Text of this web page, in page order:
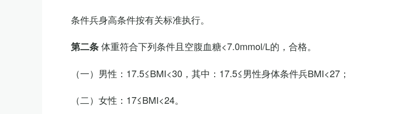
条件兵身高条件按有关标准执行。
第二条体重符合下列条件且空腹血糖<7.0mmol/L的，合格。
（一）男性：17.5≤BMI<30，其中：17.5≤男性身体条件兵BMI<27；
（二）女性：17≤BMI<24。